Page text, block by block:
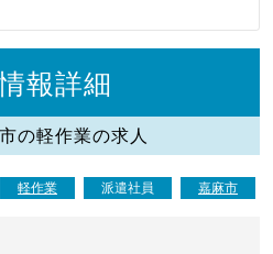
報詳細
の軽作業の求人
軽作業 派遣社員 嘉麻市